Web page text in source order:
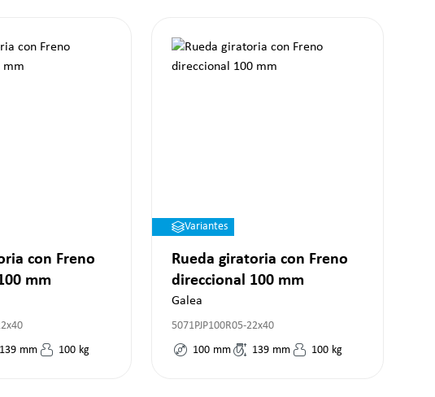
con Freno
mm
139 mm 100 kg
Variantes
Rueda giratoria con Freno
direccional 100 mm
Galea
5071PJP100R05-22x40
100 mm 139 mm 100 kg